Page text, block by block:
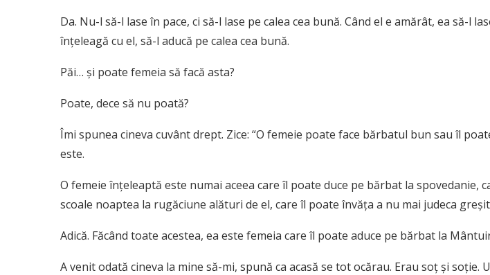
Da. Nu-l să-l lase în pace, ci să-l lase pe calea cea bună. Când el e amărât, ea să-l
înţeleagă cu el, să-l aducă pe calea cea bună.
Păi… şi poate femeia să facă asta?
Poate, dece să nu poată?
Îmi spunea cineva cuvânt drept. Zice: “O femeie poate face bărbatul bun sau îl
este.
O femeie înţeleaptă este numai aceea care îl poate duce pe bărbat la spovedanie,
scoale noaptea la rugăciune alături de el, care îl poate învăţa a nu mai judeca
Adică. Făcând toate acestea, ea este femeia care îl poate aduce pe bărbat la
A venit odată cineva la mine să-mi, spună ca acasă se tot ocărau. Erau soţ şi soţie.